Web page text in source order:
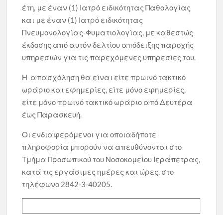
έτη, με έναν (1) Ιατρό ειδικότητας Παθολογίας
και με έναν (1) Ιατρό ειδικότητας
Πνευμονολογίας-Φυματιολογίας, με καθεστώς
έκδοσης από αυτόν δελτίου απόδειξης παροχής
υπηρεσιών για τις παρεχόμενες υπηρεσίες του.
Η απασχόληση θα είναι είτε πρωινό τακτικό
ωράριο και εφημερίες, είτε μόνο εφημερίες,
είτε μόνο πρωινό τακτικό ωράριο από Δευτέρα
έως Παρασκευή.
Οι ενδιαφερόμενοι για οποιαδήποτε
πληροφορία μπορούν να απευθύνονται στο
Τμήμα Προσωπικού του Νοσοκομείου Ιεράπετρας,
κατά τις εργάσιμες ημέρες και ώρες, στο
τηλέφωνο 2842-3-40205.